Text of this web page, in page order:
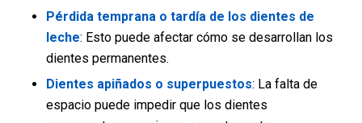
Pérdida temprana o tardía de los dientes de
leche: Esto puede afectar cómo se desarrollan los
dientes permanentes.
Dientes apiñados o superpuestos: La falta de
espacio puede impedir que los dientes